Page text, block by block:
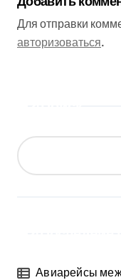
Для отправки
авторизоваться.
Авиарейсы